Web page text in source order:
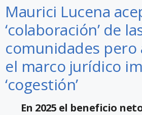
Maurici Lucena
‘colaboración’ de
comunidades pero
el marco jurídico
‘cogestión’
En 2025 el beneficio